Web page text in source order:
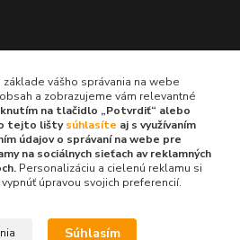
vášho správania na webe
a zobrazujeme vám relevantné
na tlačidlo „Potvrdiť“ alebo
tejto lištysúhlasíte aj s využívaním
údajov o správaní na webe pre
na sociálnych sieťach av reklamných
Personalizáciu a cielenú reklamu si
úpravou svojich preferencií.
Súhlasím